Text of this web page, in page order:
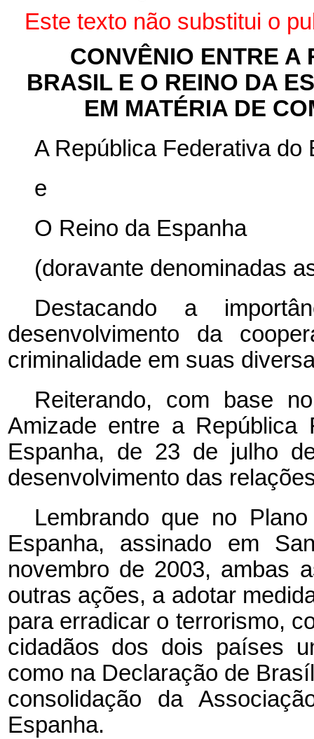
Este texto não substitui o
CONVÊNIO ENTRE A
BRASIL E O REINO DA
EM MATÉRIA DE
A República Federativa do
e
O Reino da Espanha
(doravante denominadas
Destacando a
desenvolvimento da
criminalidade em suas
Reiterando, com base
Amizade entre a
Espanha, de 23 de julho
desenvolvimento das
Lembrando que no
Espanha, assinado em
novembro de 2003, ambas
outras ações, a adotar
para erradicar o terrorismo,
cidadãos dos dois países
como na Declaração de
consolidação da
Espanha.